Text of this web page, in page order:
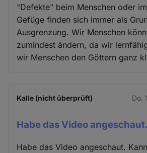
"Defekte" beim Menschen oder
Gefüge finden sich immer als
Ausgrenzung. Wir Menschen
zumindest ändern, da wir
wir Menschen den Göttern ganz
Kalle (nicht überprüft) Do.
Habe das Video angeschaut.
Habe das Video angeschaut.